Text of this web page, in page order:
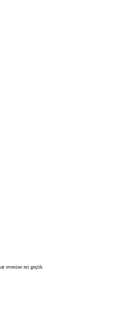
evresine mi geçtik